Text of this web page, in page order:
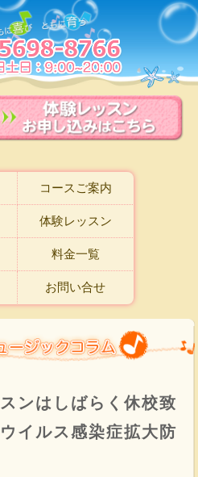
コースご案内
体験レッスン
料金一覧
お問い合せ
ンはしばらく休校致
イルス感染症拡大防